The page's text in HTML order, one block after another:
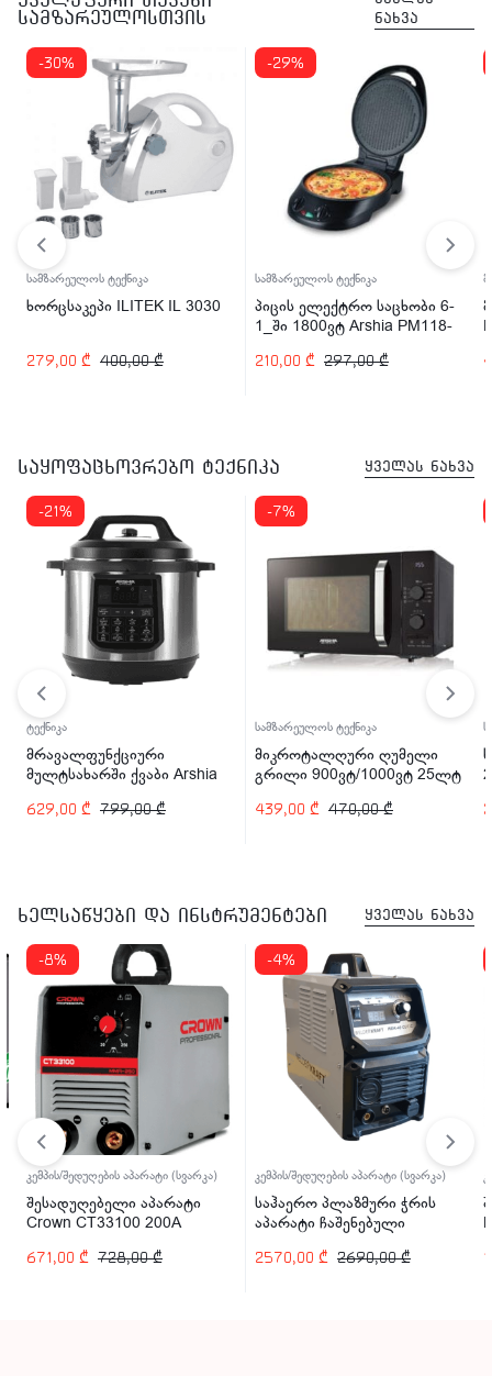
სამზარეულოსთვის
ნახვა
-30%
სამზარეულოს ტექნიკა
ხორცსაკეპი ILITEK IL 3030
400,00₾
279,00 ₾
-29%
სამზარეულოს ტექნიკა
პიცის ელექტრო საცხობი 6-
1_ში 1800ვტ Arshia PM118-
297,00₾
210,00 ₾
საყოფაცხოვრებო ტექნიკა ყველას ნახვა
-21%
ტექნიკა
მრავალფუნქციური
მულტსახარში ქვაბი Arshia
799,00₾
629,00 ₾
-7%
სამზარეულოს ტექნიკა
მიკროტალღური ღუმელი
გრილი 900ვტ/1000ვტ 25ლტ
470,00₾
439,00 ₾
ხელსაწყები და ინსტრუმენტები ყველას ნახვა
-8%
კემპის/შედუღების აპარატი (სვარკა)
შესადუღებელი აპარატი
Crown CT33100 200A
728,00₾
671,00 ₾
-4%
კემპის/შედუღების აპარატი (სვარკა)
საჰაერო პლაზმური ჭრის
აპარატი ჩაშენებული
WDK-40CUT-C 40A
2690,00₾
2570,00 ₾